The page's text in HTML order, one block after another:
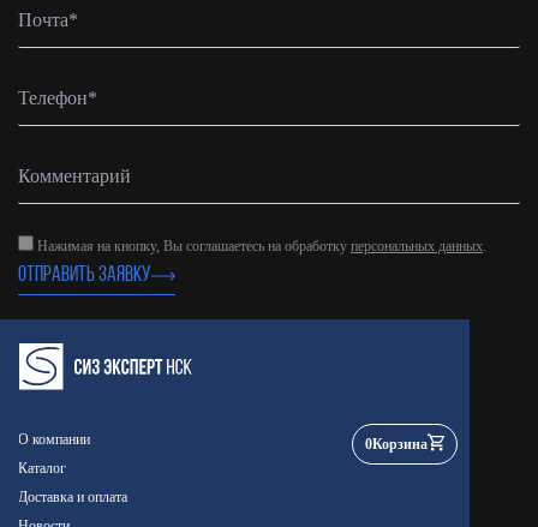
ОТПРАВИТЬ ЗАЯВКУ
Нажимая на кнопку, Вы соглашаетесь на обработку персональных данных.
О компании
Каталог
Доставка и оплата
0Корзина